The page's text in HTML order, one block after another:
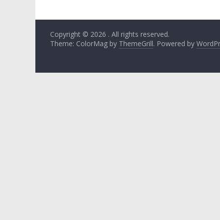
Copyright © 2026 . All rights reserved.
Theme: ColorMag by ThemeGrill. Powered by